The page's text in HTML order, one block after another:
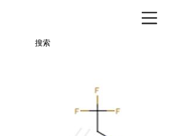
搜索